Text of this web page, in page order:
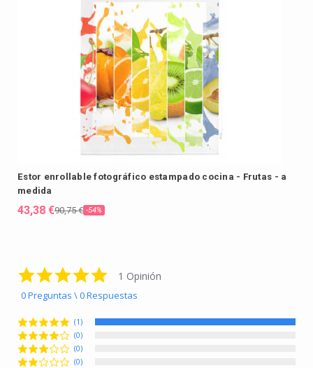
Estor enrollable fotográfico estampado cocina - Frutas - a
medida
43,38 €90,75 € -54%
5.0 star rating
1 Opinión
0 Preguntas \ 0 Respuestas
(1)
(0)
(0)
(0)